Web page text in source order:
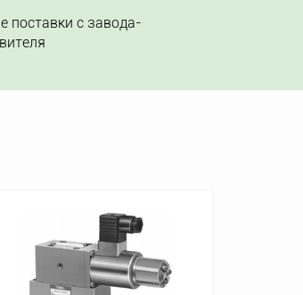
поставки с завода-